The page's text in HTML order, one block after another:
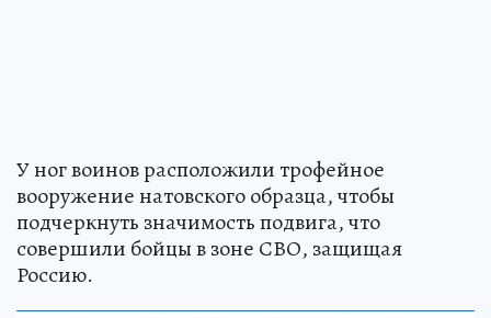
У ног воинов расположили трофейное
вооружение натовского образца, чтобы
подчеркнуть значимость подвига, что
совершили бойцы в зоне СВО, защищая
Россию.